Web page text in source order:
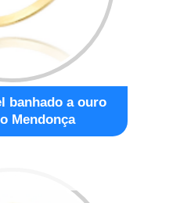
banhado a ouro
Mendonça